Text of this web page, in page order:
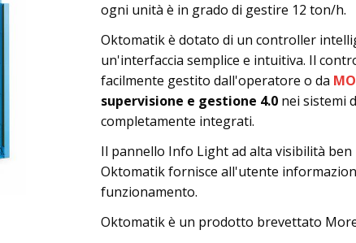
ogni unità è in grado di gestire 12 ton/h.
Oktomatik è dotato di un controller
un'interfaccia semplice e intuitiva. Il
facilmente gestito dall'operatore o da
supervisione e gestione 4.0 nei sistemi
completamente integrati.
Il pannello Info Light ad alta visibilità
Oktomatik fornisce all'utente
funzionamento.
Oktomatik è un prodotto brevettato